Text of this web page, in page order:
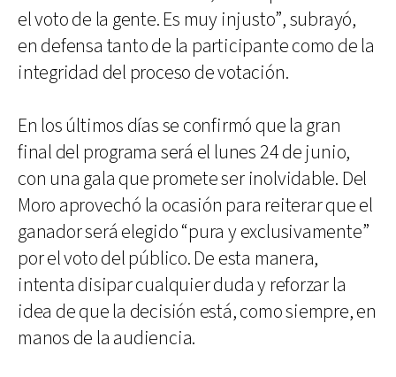
el voto de la gente. Es muy injusto”, subrayó,
en defensa tanto de la participante como de la
integridad del proceso de votación.
En los últimos días se confirmó que la gran
final del programa será el lunes 24 de junio,
con una gala que promete ser inolvidable. Del
Moro aprovechó la ocasión para reiterar que el
ganador será elegido “pura y exclusivamente”
por el voto del público. De esta manera,
intenta disipar cualquier duda y reforzar la
idea de que la decisión está, como siempre, en
manos de la audiencia.